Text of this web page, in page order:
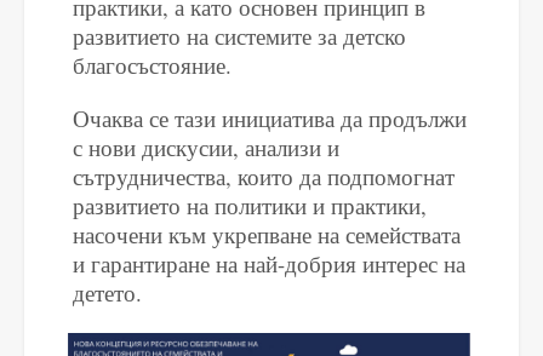
практики, а като основен принцип в
развитието на системите за детско
благосъстояние.
Очаква се тази инициатива да продължи
с нови дискусии, анализи и
сътрудничества, които да подпомогнат
развитието на политики и практики,
насочени към укрепване на семействата
и гарантиране на най-добрия интерес на
детето.